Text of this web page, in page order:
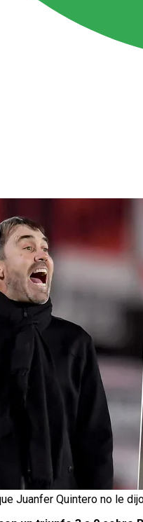
Juanfer Quintero no le